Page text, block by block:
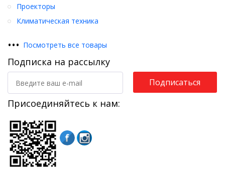
Проекторы
Климатическая техника
••• Посмотреть все товары
Подписка на рассылку
Подписаться
Присоединяйтесь к нам: